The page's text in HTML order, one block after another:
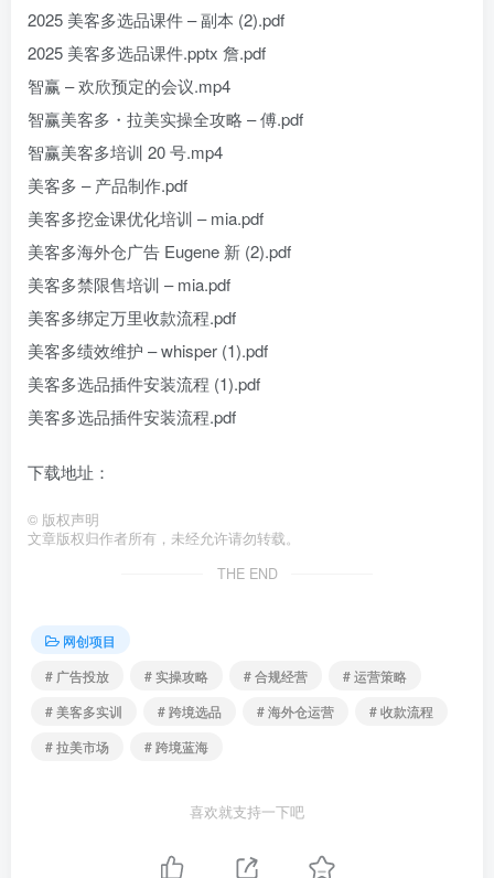
2025 美客多选品课件 – 副本 (2).pdf
2025 美客多选品课件.pptx 詹.pdf
智赢 – 欢欣预定的会议.mp4
智赢美客多・拉美实操全攻略 – 傅.pdf
智赢美客多培训 20 号.mp4
美客多 – 产品制作.pdf
美客多挖金课优化培训 – mia.pdf
美客多海外仓广告 Eugene 新 (2).pdf
美客多禁限售培训 – mia.pdf
美客多绑定万里收款流程.pdf
美客多绩效维护 – whisper (1).pdf
美客多选品插件安装流程 (1).pdf
美客多选品插件安装流程.pdf
下载地址：
© 版权声明
文章版权归作者所有，未经允许请勿转载。
THE END
网创项目
# 广告投放
# 实操攻略 # 合规经营
# 运营策略
# 美客多实训
# 跨境选品 # 海外仓运营
# 收款流程
# 拉美市场
# 跨境蓝海
喜欢就支持一下吧